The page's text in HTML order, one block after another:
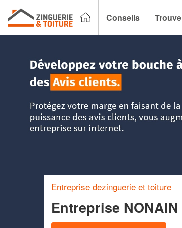
Conseils
Entreprise dezinguerie et toiture
Entreprise NONAIN